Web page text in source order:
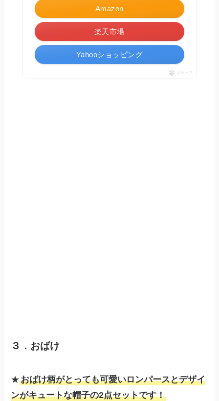
Amazon
楽天市場
Yahooショッピング
ポチップ
３．おばけ
★おばけ柄がとっても可愛いロンパースとデザイ
ンがキュートな帽子の2点セットです！